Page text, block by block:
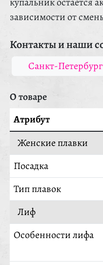
зависимости от
Контакты и наши
Санкт-Петербург
О товаре
Атрибут
Женские плавки
Посадка
Тип плавок
Лиф
Особенности лифа